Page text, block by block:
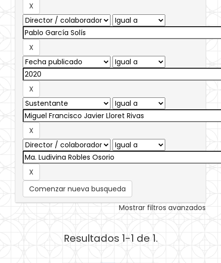
Comenzar nueva busqueda
Mostrar filtros avanzados
Resultados 1-1 de 1.